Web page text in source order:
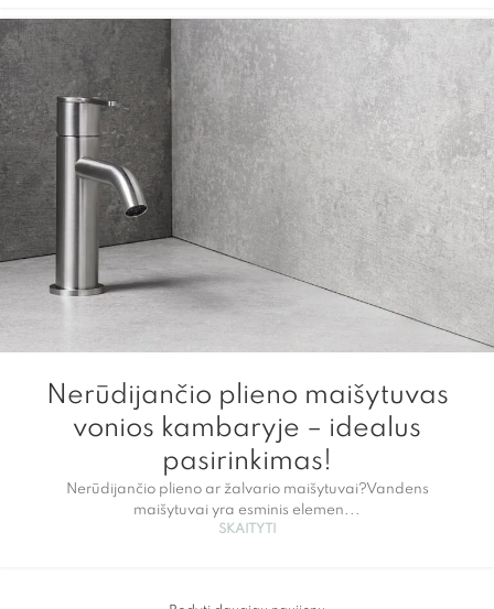
Nerūdijančio plieno maišytuvas
vonios kambaryje – idealus
pasirinkimas!
Nerūdijančio plieno ar žalvario maišytuvai?Vandens
maišytuvai yra esminis elemen...
SKAITYTI